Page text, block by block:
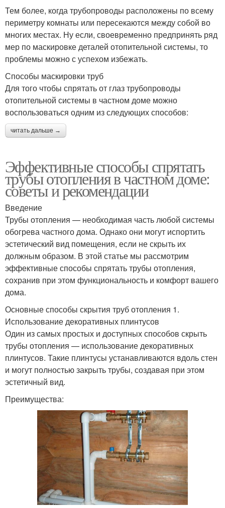
Тем более, когда трубопроводы расположены по всему
периметру комнаты или пересекаются между собой во
многих местах. Ну если, своевременно предпринять ряд
мер по маскировке деталей отопительной системы, то
проблемы можно с успехом избежать.
Способы маскировки труб
Для того чтобы спрятать от глаз трубопроводы
отопительной системы в частном доме можно
воспользоваться одним из следующих способов:
читать дальше →
Эффективные способы спрятать
трубы отопления в частном доме:
советы и рекомендации
Введение
Трубы отопления — необходимая часть любой системы
обогрева частного дома. Однако они могут испортить
эстетический вид помещения, если не скрыть их
должным образом. В этой статье мы рассмотрим
эффективные способы спрятать трубы отопления,
сохранив при этом функциональность и комфорт вашего
дома.
Основные способы скрытия труб отопления 1.
Использование декоративных плинтусов
Один из самых простых и доступных способов скрыть
трубы отопления — использование декоративных
плинтусов. Такие плинтусы устанавливаются вдоль стен
и могут полностью закрыть трубы, создавая при этом
эстетичный вид.
Преимущества: